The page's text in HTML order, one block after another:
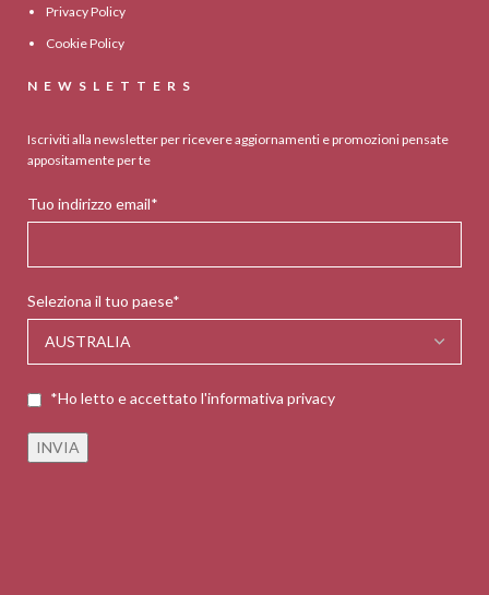
Privacy Policy
Cookie Policy
NEWSLETTERS
Iscriviti alla newsletter per ricevere aggiornamenti e promozioni pensate
appositamente per te
Tuo indirizzo email*
Seleziona il tuo paese*
*Ho letto e accettato l'informativa privacy